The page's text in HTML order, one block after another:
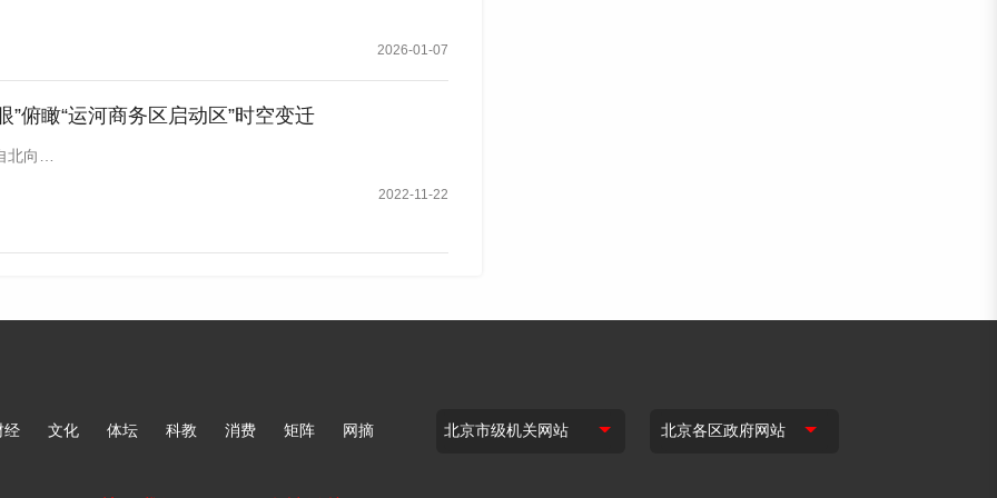
2026-01-07
”俯瞰“运河商务区启动区”时空变迁
北向…
2022-11-22
经 文化 体坛 科教 消费 矩阵 网摘